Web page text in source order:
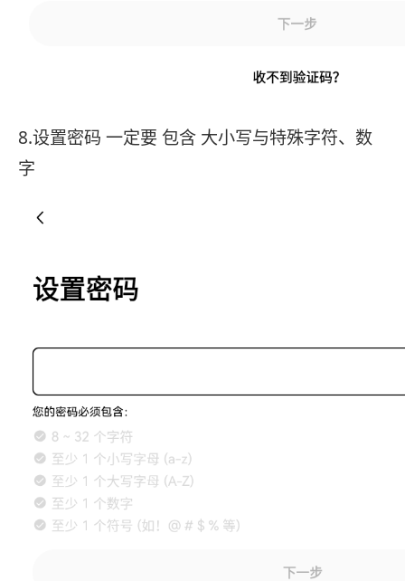
8.设置密码 一定要 包含 大小写与特殊字符、数
字